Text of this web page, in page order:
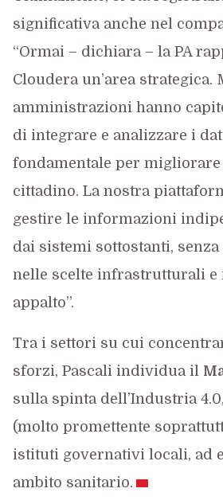
significativa anche nel
“Ormai – dichiara – la PA
Cloudera un’area strategica.
amministrazioni hanno
di integrare e analizzare i
fondamentale per
cittadino. La nostra
gestire le informazioni
dai sistemi sottostanti, senza
nelle scelte infrastrutturali e
appalto”.
Tra i settori su cui
sforzi, Pascali individua il
sulla spinta dell’Industria
(molto promettente
istituti governativi locali, ad
ambito sanitario.